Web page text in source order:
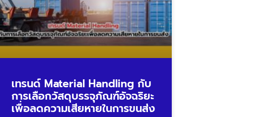
เทรนด์ Material Handling กับ
การเลือกวัสดุบรรจุภัณฑ์อัจฉริยะ
เพื่อลดความเสียหายในการขนส่ง